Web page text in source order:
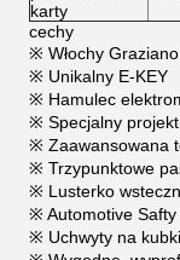
karty
cechy
※ Włochy
※ Unikalny E-KEY
※ Hamulec
※ Specjalny
※ Zaawansowana
※ Trzypunktowe
※ Lusterko
※ Automotive Safty
※ Uchwyty na kubki